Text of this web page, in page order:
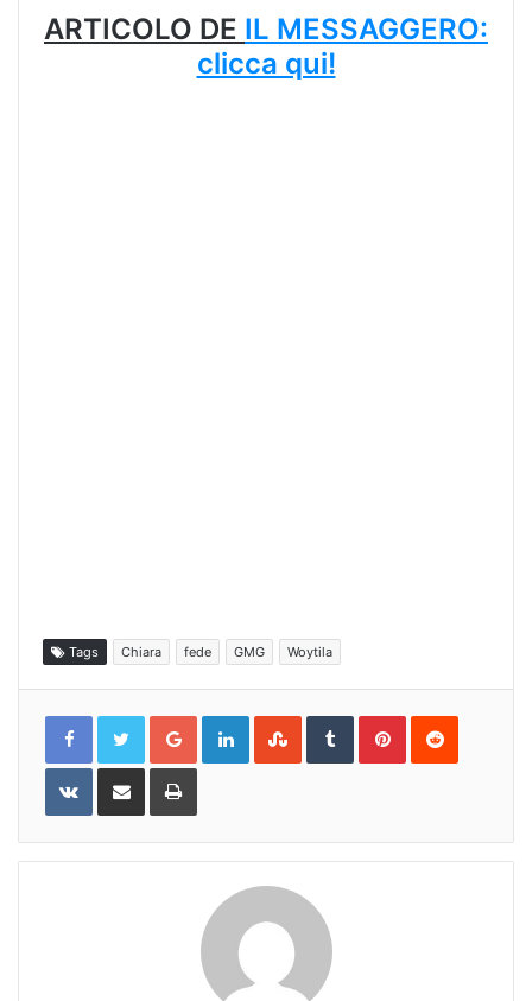
ARTICOLO DE IL MESSAGGERO:
clicca qui!
Tags Chiara fede GMG Woytila
Google+LinkedInStumbleUpon
TumblrPinterestReddit
VKontakteShare
Email
Print